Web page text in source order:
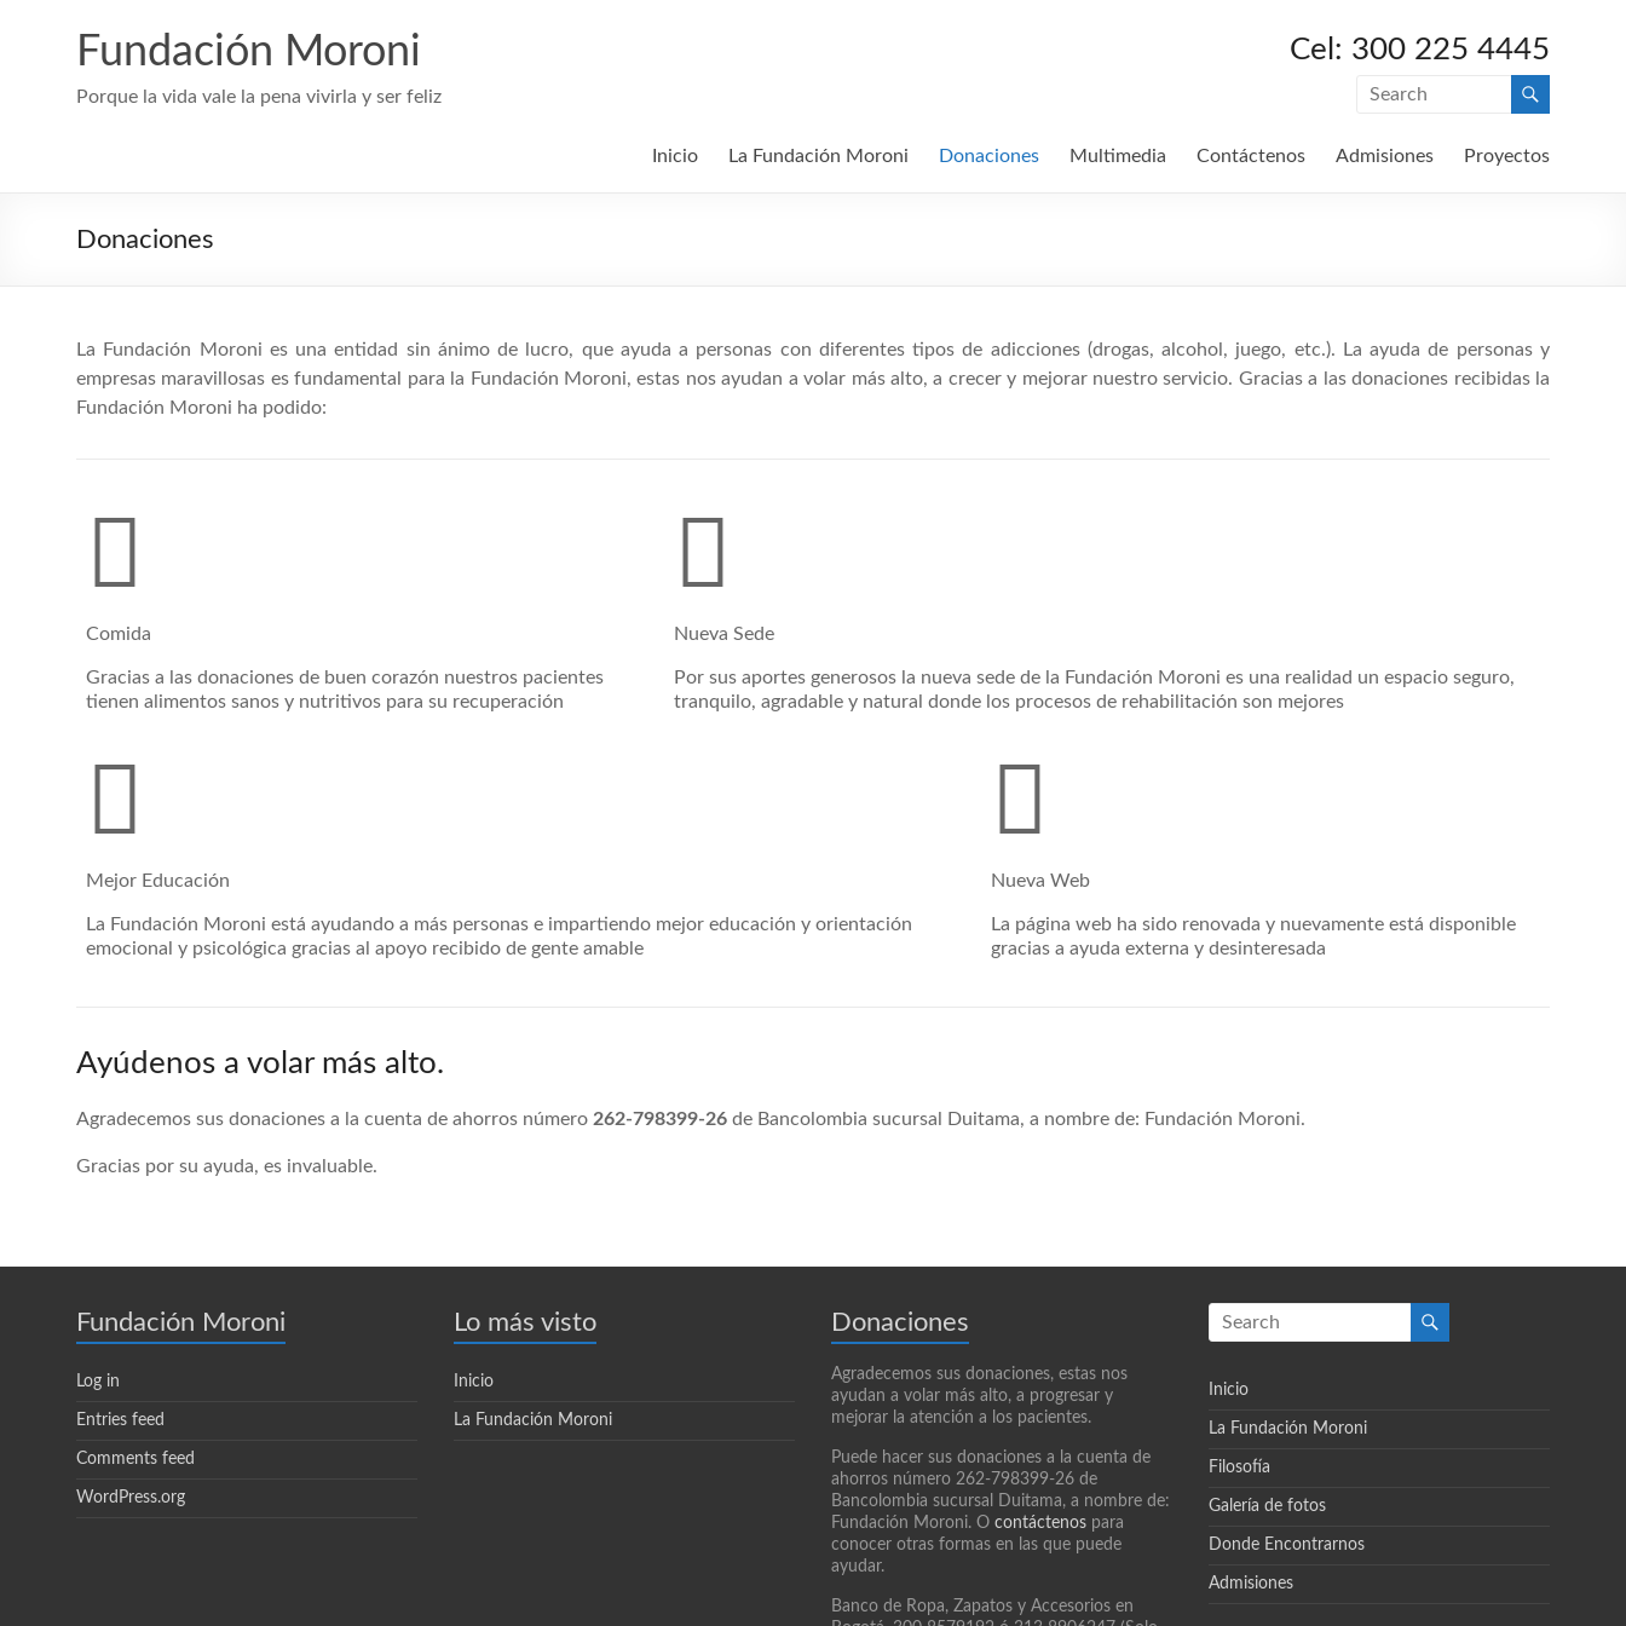
Fundación Moroni
Porque la vida vale la pena vivirla y ser feliz
Cel: 300 225 4445
Inicio La Fundación Moroni Donaciones Multimedia Contáctenos Admisiones Proyectos
Donaciones
La Fundación Moroni es una entidad sin ánimo de lucro, que ayuda a personas con diferentes tipos de adicciones (drogas, alcohol, juego, etc.). La ayuda de personas y
empresas maravillosas es fundamental para la Fundación Moroni, estas nos ayudan a volar más alto, a crecer y mejorar nuestro servicio. Gracias a las donaciones recibidas la
Fundación Moroni ha podido:
Comida Nueva Sede
Gracias a las donaciones de buen corazón nuestros pacientes
tienen alimentos sanos y nutritivos para su recuperación
Por sus aportes generosos la nueva sede de la Fundación Moroni es una realidad un espacio seguro,
tranquilo, agradable y natural donde los procesos de rehabilitación son mejores
Mejor Educación Nueva Web
La Fundación Moroni está ayudando a más personas e impartiendo mejor educación y orientación
emocional y psicológica gracias al apoyo recibido de gente amable
La página web ha sido renovada y nuevamente está disponible
gracias a ayuda externa y desinteresada
Ayúdenos a volar más alto.
Agradecemos sus donaciones a la cuenta de ahorros número 262-798399-26 de Bancolombia sucursal Duitama, a nombre de: Fundación Moroni.
Gracias por su ayuda, es invaluable.
Fundación Moroni
Log in
Entries feed
Comments feed
WordPress.org
Lo más visto
Inicio
La Fundación Moroni
Donaciones
Agradecemos sus donaciones, estas nos
ayudan a volar más alto, a progresar y
mejorar la atención a los pacientes.
Puede hacer sus donaciones a la cuenta de
ahorros número 262-798399-26 de
Bancolombia sucursal Duitama, a nombre de:
Fundación Moroni. O contáctenos para
conocer otras formas en las que puede
ayudar.
Banco de Ropa, Zapatos y Accesorios en
Inicio
La Fundación Moroni
Filosofía
Galería de fotos
Donde Encontrarnos
Admisiones